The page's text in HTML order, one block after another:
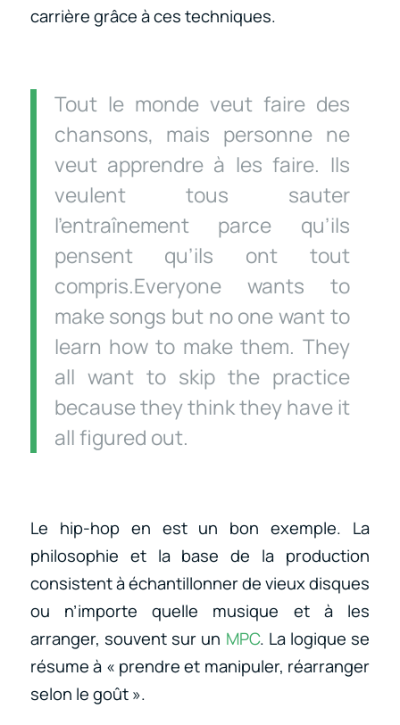
carrière grâce à ces techniques.
Tout le monde veut faire des
chansons, mais personne ne
veut apprendre à les faire. Ils
veulent tous sauter
l’entraînement parce qu’ils
pensent qu’ils ont tout
compris.Everyone wants to
make songs but no one want to
learn how to make them. They
all want to skip the practice
because they think they have it
all figured out.
Le hip-hop en est un bon exemple. La
philosophie et la base de la production
consistent à échantillonner de vieux disques
ou n’importe quelle musique et à les
arranger, souvent sur un MPC. La logique se
résume à « prendre et manipuler, réarranger
selon le goût ».